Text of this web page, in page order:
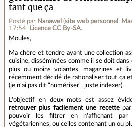
tant que ça
Posté par Nanawel (site web personnel ,
17:54. Licence CC By‑SA.
Moules,
Ma chère et tendre ayant une collection
cuisine, disséminées comme il se doit dans
plus ou moins volantes, magazines et
récemment décidé de rationaliser tout ça
(je n'ai pas dit "numériser", juste indexer).
L'objectif en deux mots est assez
retrouver plus facilement une recettepar
pouvoir les filtrer en n'affichant par
végétariennes, ou celles contenant un ou